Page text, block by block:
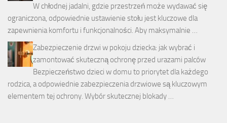
W chłodnej jadalni, gdzie przestrzeń może wydawać się
ograniczona, odpowiednie ustawienie stołu jest kluczowe dla
zapewnienia komfortu i funkcjonalności. Aby maksymalnie …
Zabezpieczenie drzwi w pokoju dziecka: jak wybrać i
zamontować skuteczną ochronę przed urazami palców
Bezpieczeństwo dzieci w domu to priorytet dla każdego
rodzica, a odpowiednie zabezpieczenia drzwiowe są kluczowym
elementem tej ochrony. Wybór skutecznej blokady …